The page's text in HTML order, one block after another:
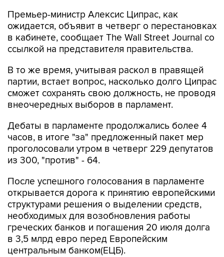
Премьер-министр Алексис Ципрас, как
ожидается, объявит в четверг о перестановках
в кабинете, сообщает The Wall Street Journal со
ссылкой на представителя правительства.
В то же время, учитывая раскол в правящей
партии, встает вопрос, насколько долго Ципрас
сможет сохранять свою должность, не проводя
внеочередных выборов в парламент.
Дебаты в парламенте продолжались более 4
часов, в итоге "за" предложенный пакет мер
проголосовали утром в четверг 229 депутатов
из 300, "против" - 64.
После успешного голосования в парламенте
открывается дорога к принятию европейскими
структурами решения о выделении средств,
необходимых для возобновления работы
греческих банков и погашения 20 июля долга
в 3,5 млрд евро перед Европейским
центральным банком(ЕЦБ).